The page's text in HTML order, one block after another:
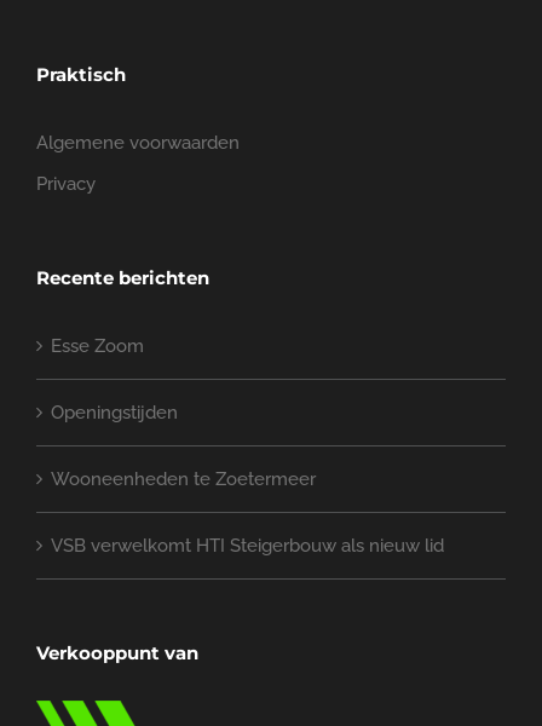
Praktisch
Algemene voorwaarden
Privacy
Recente berichten
Esse Zoom
Openingstijden
Wooneenheden te Zoetermeer
VSB verwelkomt HTI Steigerbouw als nieuw lid
Verkooppunt van